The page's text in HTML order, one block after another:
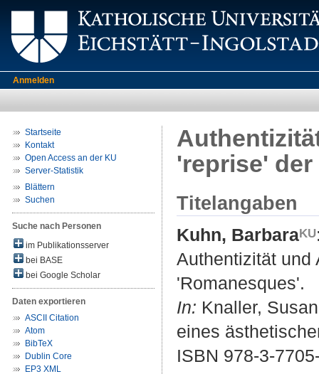
Anmelden
Startseite
Kontakt
Open Access an der KU
Server-Statistik
Blättern
Suchen
Suche nach Personen
im Publikationsserver
bei BASE
bei Google Scholar
Daten exportieren
ASCII Citation
Atom
BibTeX
Dublin Core
EP3 XML
'reprise'
Titelangaben
Kuhn, Barbara
Authentizität und
'Romanesques'.
In: Knaller,
eines
ISBN 978-3-